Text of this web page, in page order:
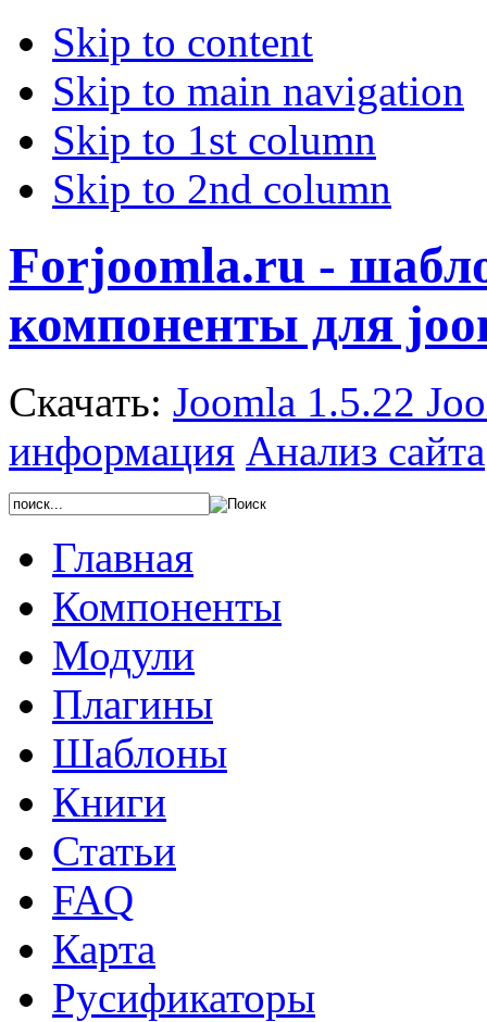
Skip to content
Skip to main navigation
Skip to 1st column
Skip to 2nd column
Forjoomla.ru -
компоненты для
Скачать: Joomla 1.5.22
информация Анализ сайта
Главная
Компоненты
Модули
Плагины
Шаблоны
Книги
Статьи
FAQ
Карта
Русификаторы